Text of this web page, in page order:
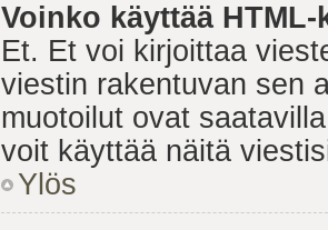
Voinko käyttää
Et. Et voi kirjoittaa
viestin rakentuvan sen
muotoilut ovat
voit käyttää näitä
Ylös